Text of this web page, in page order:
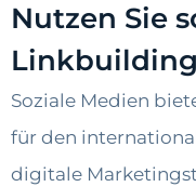
Nutzen Sie
Linkbuilding
Soziale Medien
für den
digitale